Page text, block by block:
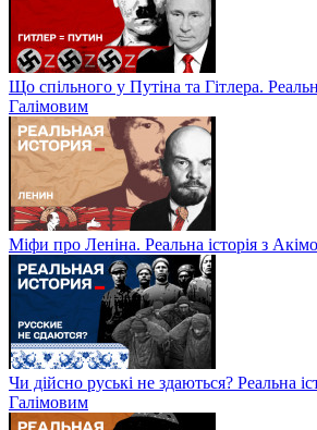
Що спільного у Путіна та Гітлера.
Галімовим
Міфи про Леніна. Реальна історія з
Чи дійсно руські не здаються? Реальна
Галімовим